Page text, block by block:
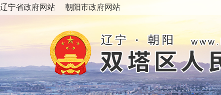
辽宁省政府网站 朝阳市政府网站